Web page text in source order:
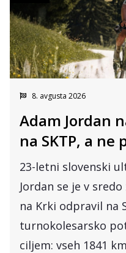
8. avgusta 2026
Adam Jordan
na SKTP, a
23-letni slovenski
Jordan se je v
na Krki odpravil na
turnokolesarsko
ciljem: vseh 1841